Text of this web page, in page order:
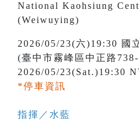
National Kaohsiung
(Weiwuying)
2026/05/23(六)19:30 國
(臺中市霧峰區中正路
2026/05/23(Sat.)19:30
*停車資訊
指揮／水藍